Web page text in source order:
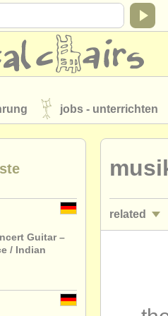
jobs - unterrichten
gestohlene
related
degree
Guitar –
/ Indian